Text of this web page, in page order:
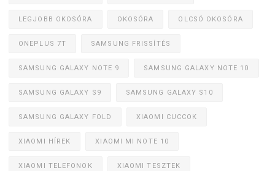
LEGJOBB OKOSÓRA OKOSÓRA OLCSÓ OKOSÓRA
ONEPLUS 7T SAMSUNG FRISSÍTÉS
SAMSUNG GALAXY NOTE 9 SAMSUNG GALAXY NOTE 10
SAMSUNG GALAXY S9 SAMSUNG GALAXY S10
SAMSUNG GALAXY FOLD XIAOMI CUCCOK
XIAOMI HÍREK XIAOMI MI NOTE 10
XIAOMI TELEFONOK XIAOMI TESZTEK